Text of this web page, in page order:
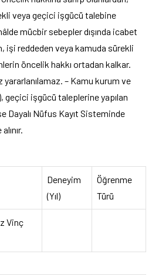
veya geçici işgücü talebine
mücbir sebepler dışında icabet
işi reddeden veya kamuda sürekli
öncelik hakkı ortadan kalkar.
– Kamu kurum ve
geçici işgücü taleplerine yapılan
Dayalı Nüfus Kayıt Sisteminde
Deneyim
(Yıl)
Öğrenme
Türü
Vinç